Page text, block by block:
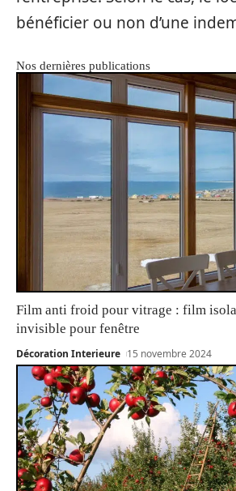
bénéficier ou non d’une
Nos dernières publications
Film anti froid pour vitrage : film
invisible pour fenêtre
Décoration Interieure 15 novembre 2024